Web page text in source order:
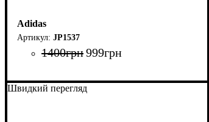
Adidas
JP1537
1400грн999грн
Швидкий перегляд